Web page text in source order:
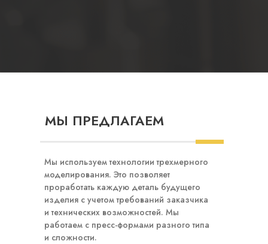
Мы используем технологии трехмерного
моделирования. Это позволяет
проработать каждую деталь будущего
изделия с учетом требований заказчика
и технических возможностей. Мы
работаем с пресс-формами разного типа
и сложности.
МЫ ПРЕДЛАГАЕМ